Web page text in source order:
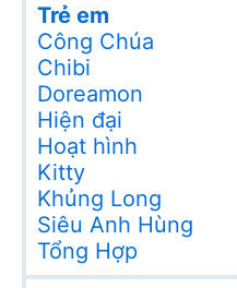
Trẻ em
Công Chúa
Chibi
Doreamon
Hiện đại
Hoạt hình
Kitty
Khủng Long
Siêu Anh Hùng
Tổng Hợp